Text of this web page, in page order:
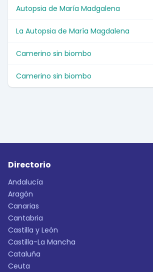
Autopsia de María Madgalena
La Autopsia de María Magdalena
Camerino sin biombo
Camerino sin biombo
Directorio
Andalucía
Aragón
Canarias
Cantabria
Castilla y León
Castilla-La Mancha
Cataluña
Ceuta